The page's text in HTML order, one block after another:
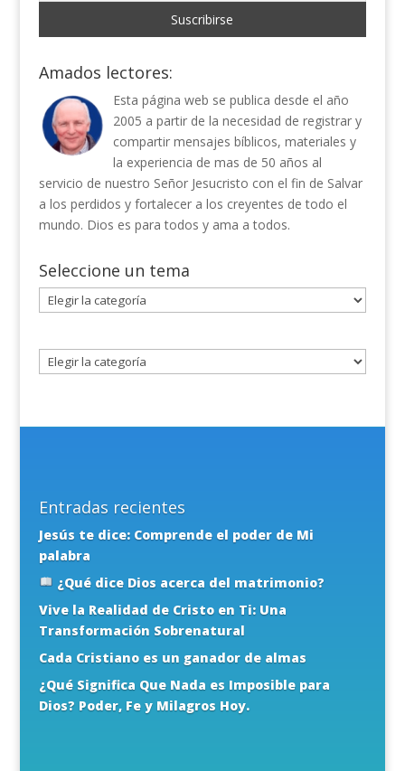
Amados lectores:
Esta página web se publica desde el año
2005 a partir de la necesidad de registrar y
compartir mensajes bíblicos, materiales y
la experiencia de mas de 50 años al
servicio de nuestro Señor Jesucristo con el fin de Salvar
a los perdidos y fortalecer a los creyentes de todo el
mundo. Dios es para todos y ama a todos.
Seleccione un tema
Seleccione
un
Entradas recientes
Jesús te dice: Comprende el poder de Mi
palabra
¿Qué dice Dios acerca del matrimonio?
Vive la Realidad de Cristo en Ti: Una
Transformación Sobrenatural
Cada Cristiano es un ganador de almas
¿Qué Significa Que Nada es Imposible para
Dios? Poder, Fe y Milagros Hoy.